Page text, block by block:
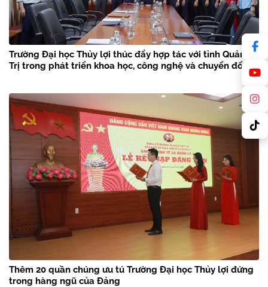
Trường Đại học Thủy lợi thúc đẩy hợp tác với tỉnh Quảng
Trị trong phát triển khoa học, công nghệ và chuyển đổi số
Thêm 20 quần chúng ưu tú Trường Đại học Thủy lợi đứng
trong hàng ngũ của Đảng